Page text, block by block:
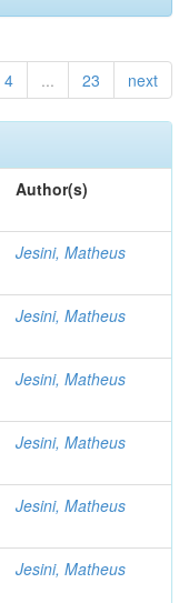
4 ... 23 next
Author(s)
Jesini, Matheus
Jesini, Matheus
Jesini, Matheus
Jesini, Matheus
Jesini, Matheus
Jesini, Matheus